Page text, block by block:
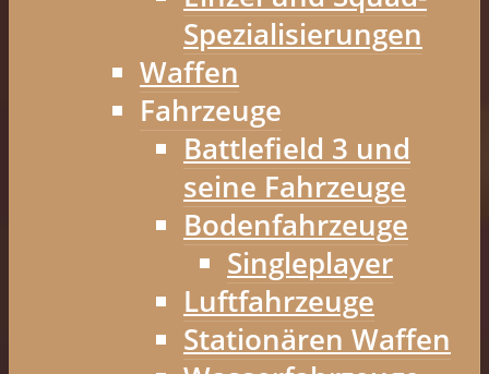
Spezialisierungen
Waffen
Fahrzeuge
Battlefield 3 und
seine Fahrzeuge
Bodenfahrzeuge
Singleplayer
Luftfahrzeuge
Stationären Waffen